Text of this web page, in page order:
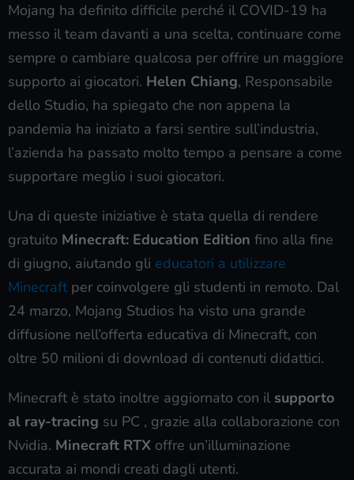
Mojang ha definito difficile perché il COVID-19 ha
messo il team davanti a una scelta, continuare come
sempre o cambiare qualcosa per offrire un maggiore
supporto ai giocatori. Helen Chiang, Responsabile
dello Studio, ha spiegato che non appena la
pandemia ha iniziato a farsi sentire sull’industria,
l’azienda ha passato molto tempo a pensare a come
supportare meglio i suoi giocatori.
Una di queste iniziative è stata quella di rendere
gratuito Minecraft: Education Edition fino alla fine
di giugno, aiutando gli educatori a utilizzare
Minecraftper coinvolgere gli studenti in remoto. Dal
24 marzo, Mojang Studios ha visto una grande
diffusione nell’offerta educativa di Minecraft, con
oltre 50 milioni di download di contenuti didattici.
Minecraft è stato inoltre aggiornato con il supporto
al ray-tracing su PC , grazie alla collaborazione con
Nvidia. Minecraft RTX offre un’illuminazione
accurata ai mondi creati dagli utenti.